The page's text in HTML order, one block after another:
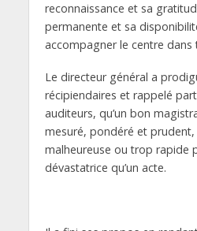
reconnaissance et sa
permanente et sa
accompagner le centre dans
Le directeur général a
récipiendaires et rappelé
auditeurs, qu’un bon
mesuré, pondéré et prudent,
malheureuse ou trop rapide
dévastatrice qu’un acte.